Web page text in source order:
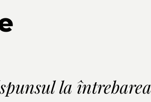
la întrebarea